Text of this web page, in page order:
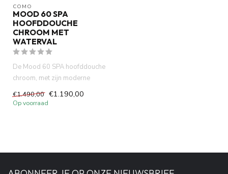
COMO
MOOD 60 SPA
HOOFDDOUCHE
CHROOM MET
WATERVAL
De Mood 60 SPA hoofddouche
chroom, met zijn moderne
ontwerp en hoogwaardige
mes...
€1.490,00 €1.190,00
Op voorraad